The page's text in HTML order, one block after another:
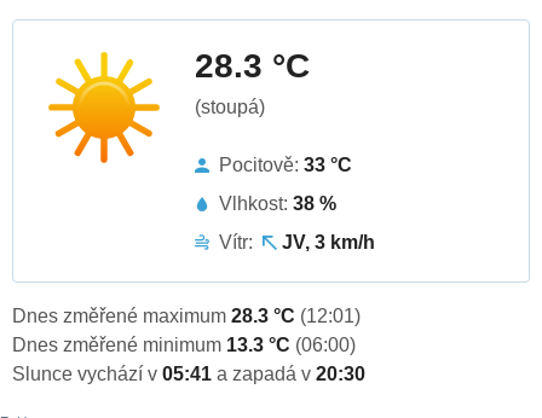
28.3 °C
(stoupá)
Pocitově: 33 °C
Vlhkost: 38 %
Vítr:
JV, 3 km/h
Dnes změřené maximum 28.3 °C (12:01)
Dnes změřené minimum 13.3 °C (06:00)
Slunce vychází v 05:41 a zapadá v 20:30